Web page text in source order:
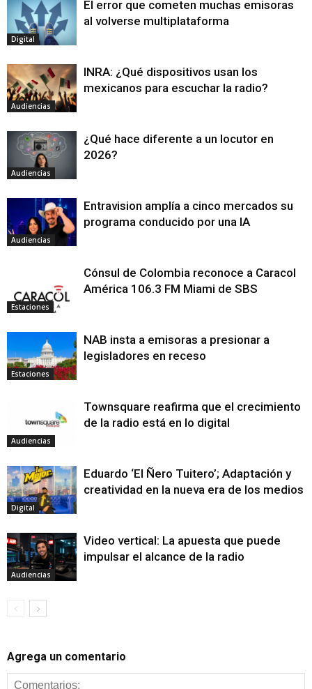
Digital
El error que cometen muchas emisoras
al volverse multiplataforma
Audiencias
INRA: ¿Qué dispositivos usan los
mexicanos para escuchar la radio?
Audiencias
¿Qué hace diferente a un locutor en
2026?
Audiencias
Entravision amplía a cinco mercados su
programa conducido por una IA
Estaciones
Cónsul de Colombia reconoce a Caracol
América 106.3 FM Miami de SBS
Estaciones
NAB insta a emisoras a presionar a
legisladores en receso
Audiencias
Townsquare reafirma que el crecimiento
de la radio está en lo digital
Digital
Eduardo ‘El Ñero Tuitero’; Adaptación y
creatividad en la nueva era de los medios
Audiencias
Video vertical: La apuesta que puede
impulsar el alcance de la radio
Agrega un comentario